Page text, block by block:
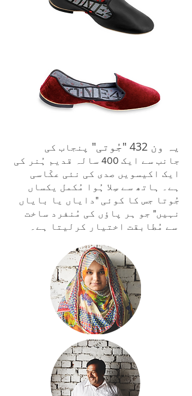
یہ ون 432 "جُوتی"
پنجاب کی
جانب سے ایک 400 سالہ قدیم ہُنر کی
ایک اکیسویں صدی کی نئی عکّاسی
ہے۔ ہاتھ س ے سِلا ہُوا مُکمل یکساں
جُوتا جس کا کوئی "دایاں یا بایاں
نہیں" جو ہر پاؤں کی مُنفرد ساخت
سے مُطابقت اختیار کرلیتا ہے۔